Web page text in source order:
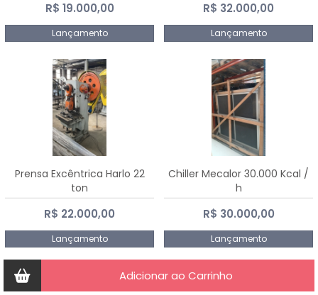
R$ 19.000,00
Lançamento
R$ 32.000,00
Lançamento
Prensa Excêntrica Harlo 22
ton
R$ 22.000,00
Lançamento
Chiller Mecalor 30.000 Kcal /
h
R$ 30.000,00
Lançamento
Adicionar ao Carrinho